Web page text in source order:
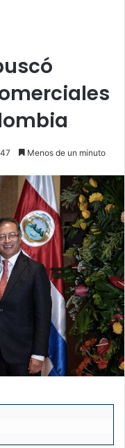
47 Menos de un minuto